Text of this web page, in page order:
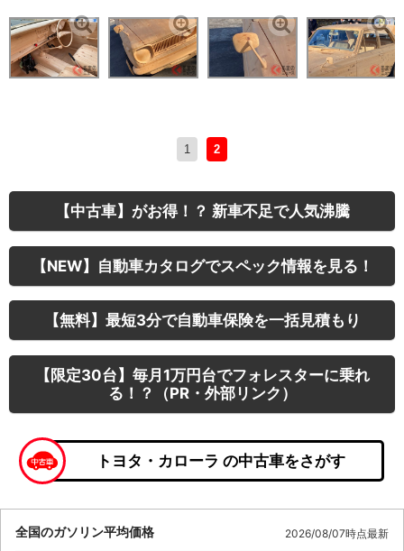
1 2
【中古車】がお得！？ 新車不足で人気沸騰
【NEW】自動車カタログでスペック情報を見る！
【無料】最短3分で自動車保険を一括見積もり
【限定30台】毎月1万円台でフォレスターに乗れ
る！？（PR・外部リンク）
トヨタ・カローラ の中古車をさがす
全国のガソリン平均価格 2026/08/07時点最新